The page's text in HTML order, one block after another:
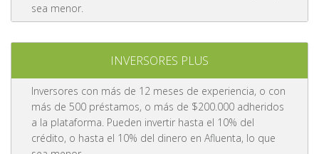
sea menor.
INVERSORES PLUS
Inversores con más de 12 meses de experiencia, o con
más de 500 préstamos, o más de $200.000 adheridos
a la plataforma. Pueden invertir hasta el 10% del
crédito, o hasta el 10% del dinero en Afluenta, lo que